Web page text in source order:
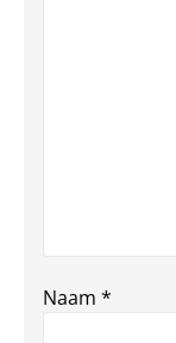
Naam *